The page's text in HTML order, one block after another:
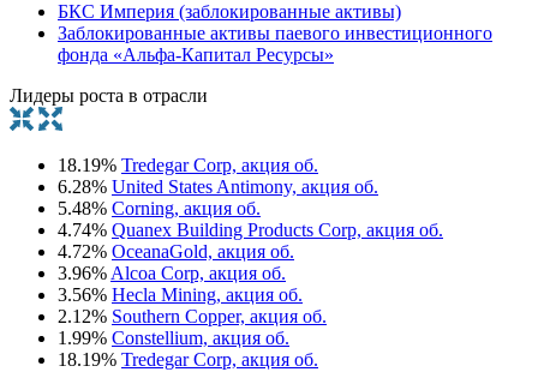
БКС Империя (заблокированные активы)
Заблокированные активы паевого инвестиционного
фонда «Альфа-Капитал Ресурсы»
Лидеры роста в отрасли
18.19% Tredegar Corp, акция об.
6.28% United States Antimony, акция об.
5.48% Corning, акция об.
4.74% Quanex Building Products Corp, акция об.
4.72% OceanaGold, акция об.
3.96% Alcoa Corp, акция об.
3.56% Hecla Mining, акция об.
2.12% Southern Copper, акция об.
1.99% Constellium, акция об.
18.19% Tredegar Corp, акция об.